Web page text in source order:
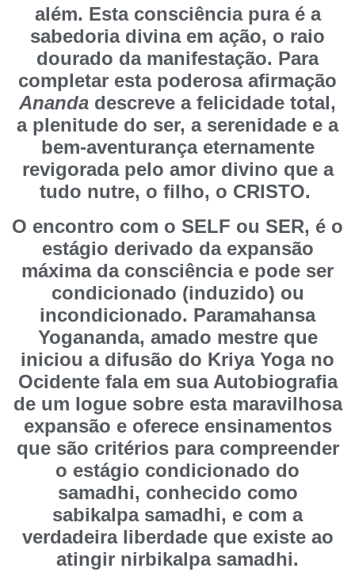
além. Esta consciência pura é a
sabedoria divina em ação, o raio
dourado da manifestação. Para
completar esta poderosa afirmação
Ananda descreve a felicidade total,
a plenitude do ser, a serenidade e a
bem-aventurança eternamente
revigorada pelo amor divino que a
tudo nutre, o filho, o CRISTO.
O encontro com o SELF ou SER, é o
estágio derivado da expansão
máxima da consciência e pode ser
condicionado (induzido) ou
incondicionado. Paramahansa
Yogananda, amado mestre que
iniciou a difusão do Kriya Yoga no
Ocidente fala em sua Autobiografia
de um Iogue sobre esta maravilhosa
expansão e oferece ensinamentos
que são critérios para compreender
o estágio condicionado do
samadhi, conhecido como
sabikalpa samadhi, e com a
verdadeira liberdade que existe ao
atingir nirbikalpa samadhi.